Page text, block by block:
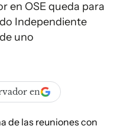
en OSE queda para
Independiente
uno
en